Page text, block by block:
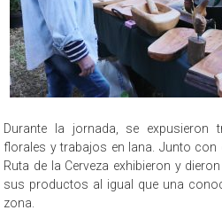
Durante la jornada, se expusieron
florales y trabajos en lana. Junto con
Ruta de la Cerveza exhibieron y
sus productos al igual que una
zona.